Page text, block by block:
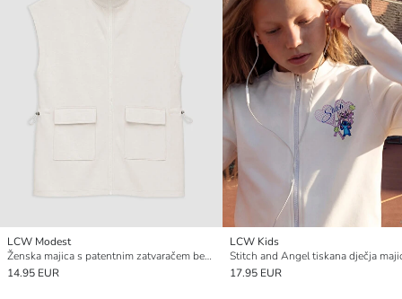
LCW Modest
Ženska majica s patentnim zatvaračem bez rukava s visokom kragnom
14.95 EUR
LCW Kids
17.95 EUR